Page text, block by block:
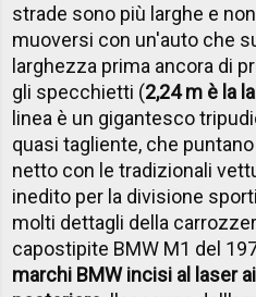
strade sono più larghe e
muoversi con un'auto che
larghezza prima ancora di
gli specchietti (2,24 m è la
linea è un gigantesco
quasi tagliente, che
netto con le tradizionali
inedito per la divisione
molti dettagli della
capostipite BMW M1 del
marchi BMW incisi al laser